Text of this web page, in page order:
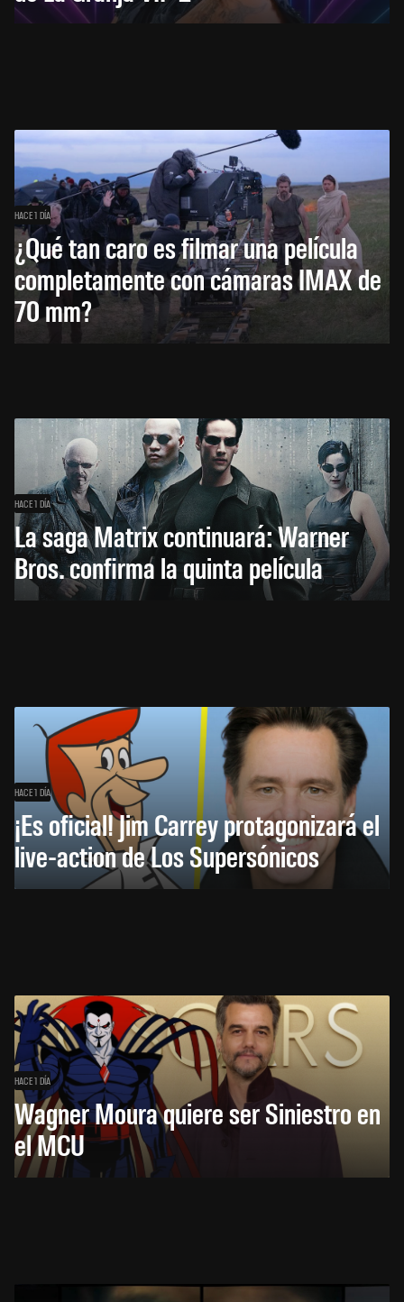
HACE 1 DÍA
¿Qué tan caro es filmar una película
completamente con cámaras IMAX de
70 mm?
HACE 1 DÍA
La saga Matrix continuará: Warner
Bros. confirma la quinta película
HACE 1 DÍA
¡Es oficial! Jim Carrey protagonizará el
live-action de Los Supersónicos
HACE 1 DÍA
Wagner Moura quiere ser Siniestro en
el MCU